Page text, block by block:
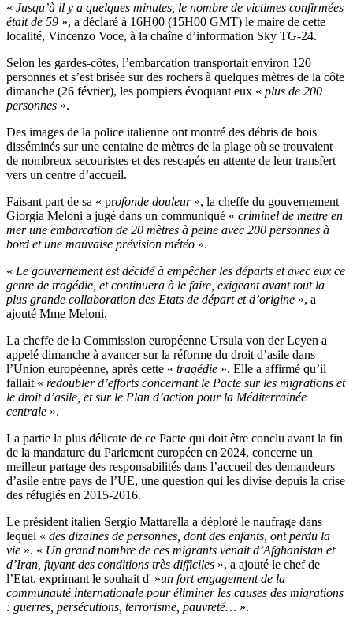
« Jusqu’à il y a quelques minutes, le nombre de victimes confirmées
était de 59 », a déclaré à 16H00 (15H00 GMT) le maire de cette
localité, Vincenzo Voce, à la chaîne d’information Sky TG-24.
Selon les gardes-côtes, l’embarcation transportait environ 120
personnes et s’est brisée sur des rochers à quelques mètres de la côte
dimanche (26 février), les pompiers évoquant eux « plus de 200
personnes ».
Des images de la police italienne ont montré des débris de bois
disséminés sur une centaine de mètres de la plage où se trouvaient
de nombreux secouristes et des rescapés en attente de leur transfert
vers un centre d’accueil.
Faisant part de sa « profonde douleur», la cheffe du gouvernement
Giorgia Meloni a jugé dans un communiqué « criminel de mettre en
mer une embarcation de 20 mètres à peine avec 200 personnes à
bord et une mauvaise prévision météo ».
« Le gouvernement est décidé à empêcher les départs et avec eux ce
genre de tragédie, et continuera à le faire, exigeant avant tout la
plus grande collaboration des Etats de départ et d’origine », a
ajouté Mme Meloni.
La cheffe de la Commission européenne Ursula von der Leyen a
appelé dimanche à avancer sur la réforme du droit d’asile dans
l’Union européenne, après cette « tragédie ». Elle a affirmé qu’il
fallait « redoubler d’efforts concernant le Pacte sur les migrations et
le droit d’asile, et sur le Plan d’action pour la Méditerrainée
centrale ».
La partie la plus délicate de ce Pacte qui doit être conclu avant la fin
de la mandature du Parlement européen en 2024, concerne un
meilleur partage des responsabilités dans l’accueil des demandeurs
d’asile entre pays de l’UE, une question qui les divise depuis la crise
des réfugiés en 2015-2016.
Le président italien Sergio Mattarella a déploré le naufrage dans
lequel « des dizaines de personnes, dont des enfants, ont perdu la
vie ». « Un grand nombre de ces migrants venait d’Afghanistan et
d’Iran, fuyant des conditions très difficiles », a ajouté le chef de
l’Etat, exprimant le souhait d' »un fort engagement de la
communauté internationale pour éliminer les causes des migrations
: guerres, persécutions, terrorisme, pauvreté… ».